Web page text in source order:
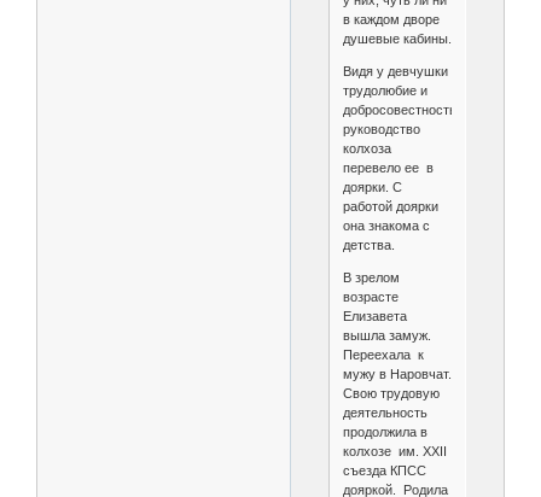
в каждом дворе
душевые кабины.
Видя у девчушки
трудолюбие и
добросовестность,
руководство
колхоза
перевело ее в
доярки. С
работой доярки
она знакома с
детства.
В зрелом
возрасте
Елизавета
вышла замуж.
Переехала к
мужу в Наровчат.
Свою трудовую
деятельность
продолжила в
колхозе им. ХХII
съезда КПСС
дояркой. Родила